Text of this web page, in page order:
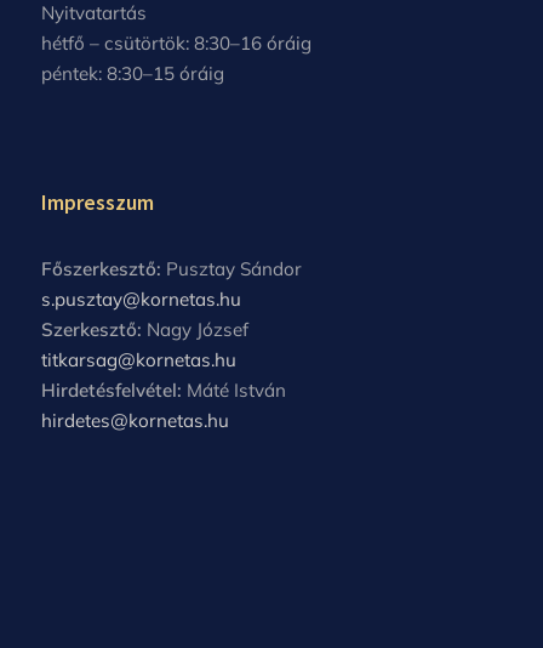
Nyitvatartás
hétfő – csütörtök: 8:30–16 óráig
péntek: 8:30–15 óráig
Impresszum
Főszerkesztő: Pusztay Sándor
s.pusztay@kornetas.hu
Szerkesztő: Nagy József
titkarsag@kornetas.hu
Hirdetésfelvétel: Máté István
hirdetes@kornetas.hu